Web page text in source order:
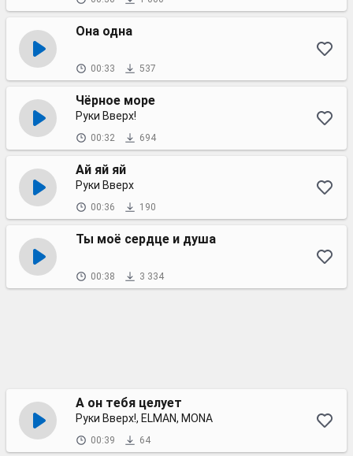
Она одна
00:33 537
Чёрное море
Руки Вверх!
00:32 694
Ай яй яй
Руки Вверх
00:36 190
Ты моё сердце и душа
00:38 3 334
А он тебя целует
Руки Вверх!, ELMAN, MONA
00:39 64